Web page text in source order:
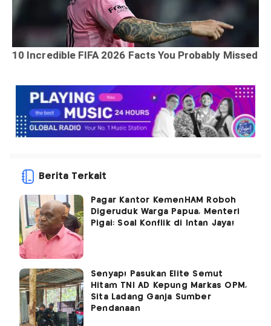
Berita Terkait
Pagar Kantor KemenHAM Roboh
Digeruduk Warga Papua, Menteri
Pigai: Soal Konflik di Intan Jaya!
Senyap! Pasukan Elite Semut
Hitam TNI AD Kepung Markas OPM,
Sita Ladang Ganja Sumber
Pendanaan